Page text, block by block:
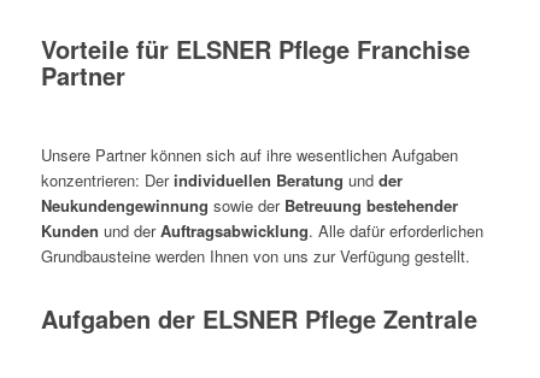
Vorteile für ELSNER Pflege Franchise
Partner
Unsere Partner können sich auf ihre wesentlichen Aufgaben
konzentrieren: Derindividuellen Beratung und der
Neukundengewinnung sowie der Betreuung bestehender
Kunden und derAuftragsabwicklung. Alle dafür erforderlichen
Grundbausteine werden Ihnen von uns zur Verfügung gestellt.
Aufgaben der ELSNER Pflege Zentrale